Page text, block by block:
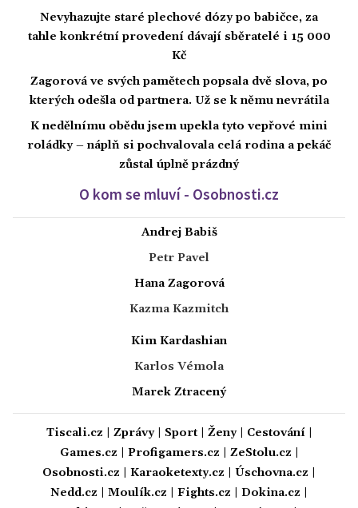
Nevyhazujte staré plechové dózy po babičce, za
tahle konkrétní provedení dávají sběratelé i 15 000
Kč
Zagorová ve svých pamětech popsala dvě slova, po
kterých odešla od partnera. Už se k němu nevrátila
K nedělnímu obědu jsem upekla tyto vepřové mini
roládky – náplň si pochvalovala celá rodina a pekáč
zůstal úplně prázdný
O kom se mluví - Osobnosti.cz
Andrej Babiš
Petr Pavel
Hana Zagorová
Kazma Kazmitch
Kim Kardashian
Karlos Vémola
Marek Ztracený
Tiscali.cz Zprávy| Sport| Ženy| Cestování|
Games.cz
Profigamers.cz ZeStolu.cz
Osobnosti.cz
Karaoketexty.cz Úschovna.cz
Nedd.cz
Moulík.cz Fights.cz Dokina.cz